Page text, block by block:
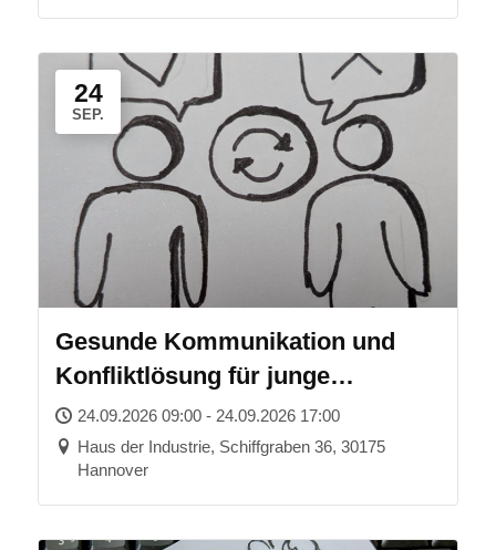
24
SEP.
Gesunde Kommunikation und
Konfliktlösung für junge
Beschäftigte
24.09.2026 09:00 - 24.09.2026 17:00
Haus der Industrie, Schiffgraben 36, 30175
Hannover